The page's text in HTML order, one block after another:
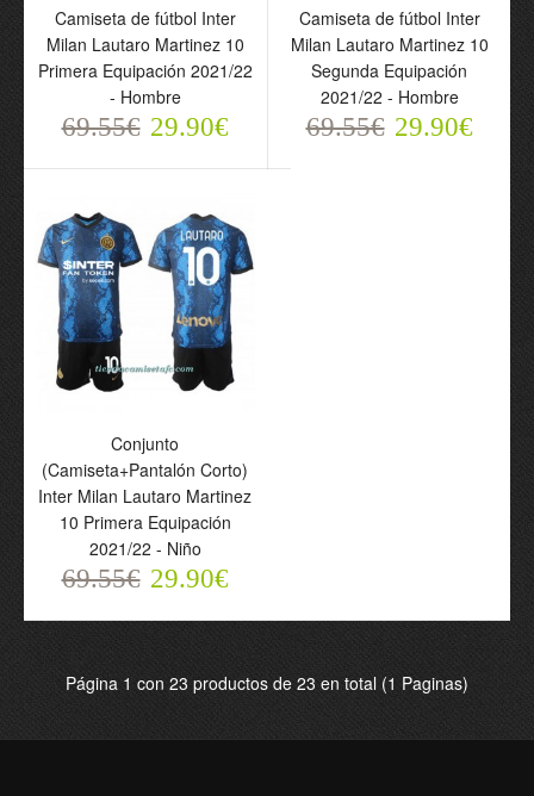
Camiseta de fútbol
Argentina Lautaro
Martinez 22 Primera
Equipación Mundial 2022
- Hombre
69.55€ 29.90€
Camiseta de fútbol Inter
Milan Lautaro Martinez 10
Primera Equipación 2021/22
- Hombre
69.55€ 29.90€
Camiseta de fútbol Inter
Milan Lautaro Martinez 10
Segunda Equipación
2021/22 - Hombre
69.55€ 29.90€
Conjunto
(Camiseta+Pantalón Corto)
Inter Milan Lautaro Martinez
10 Primera Equipación
2021/22 - Niño
69.55€ 29.90€
Página 1 con 23 productos de 23 en total (1 Paginas)